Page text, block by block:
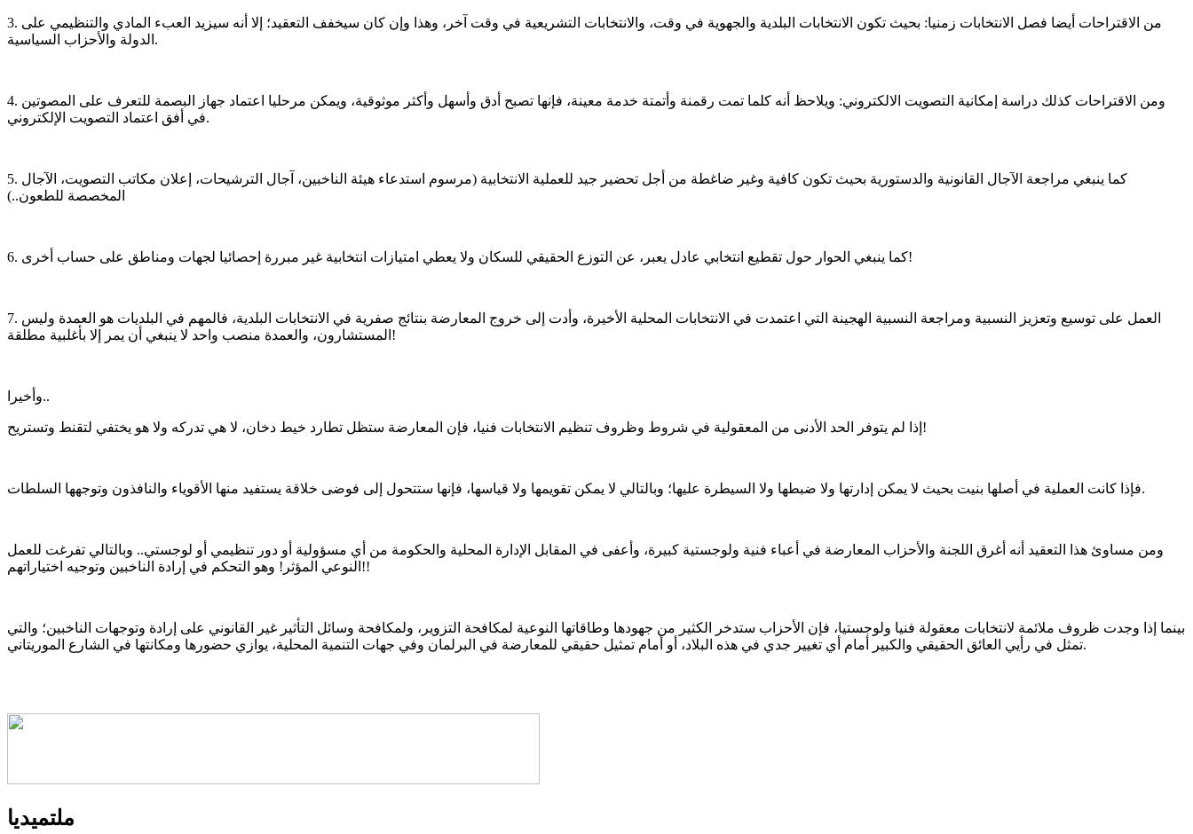
3. من الاقتراحات أيضا فصل الانتخابات زمنيا: بحيث تكون الانتخابات البلدية والجهوية في وقت، والانتخابات التشريعية في وقت آخر، وهذا وإن كان سيخفف التعقيد؛ إلا أنه سيزيد العبء المادي والتنظيمي على
الدولة والأحزاب السياسية.
4. ومن الاقتراحات كذلك دراسة إمكانية التصويت الالكتروني: ويلاحظ أنه كلما تمت رقمنة وأتمتة خدمة معينة، فإنها تصبح أدق وأسهل وأكثر موثوقية، ويمكن مرحليا اعتماد جهاز البصمة للتعرف على المصوتين
في أفق اعتماد التصويت الإلكتروني.
5. كما ينبغي مراجعة الآجال القانونية والدستورية بحيث تكون كافية وغير ضاغطة من أجل تحضير جيد للعملية الانتخابية (مرسوم استدعاء هيئة الناخبين، آجال الترشيحات، إعلان مكاتب التصويت، الآجال
المخصصة للطعون..)
6. كما ينبغي الحوار حول تقطيع انتخابي عادل يعبر، عن التوزع الحقيقي للسكان ولا يعطي امتيازات انتخابية غير مبررة إحصائيا لجهات ومناطق على حساب أخرى!
7. العمل على توسيع وتعزيز النسبية ومراجعة النسبية الهجينة التي اعتمدت في الانتخابات المحلية الأخيرة، وأدت إلى خروج المعارضة بنتائج صفرية في الانتخابات البلدية، فالمهم في البلديات هو العمدة وليس
المستشارون، والعمدة منصب واحد لا ينبغي أن يمر إلا بأغلبية مطلقة!
وأخيرا..
إذا لم يتوفر الحد الأدنى من المعقولية في شروط وظروف تنظيم الانتخابات فنيا، فإن المعارضة ستظل تطارد خيط دخان، لا هي تدركه ولا هو يختفي لتقنط وتستريح!
فإذا كانت العملية في أصلها بنيت بحيث لا يمكن إدارتها ولا ضبطها ولا السيطرة عليها؛ وبالتالي لا يمكن تقويمها ولا قياسها، فإنها ستتحول إلى فوضى خلاقة يستفيد منها الأقوياء والنافذون وتوجهها السلطات.
ومن مساوئ هذا التعقيد أنه أغرق اللجنة والأحزاب المعارضة في أعباء فنية ولوجستية كبيرة، وأعفى في المقابل الإدارة المحلية والحكومة من أي مسؤولية أو دور تنظيمي أو لوجستي.. وبالتالي تفرغت للعمل
النوعي المؤثر! وهو التحكم في إرادة الناخبين وتوجيه اختياراتهم!!
بينما إذا وجدت ظروف ملائمة لانتخابات معقولة فنيا ولوجستيا، فإن الأحزاب ستدخر الكثير من جهودها وطاقاتها النوعية لمكافحة التزوير، ولمكافحة وسائل التأثير غير القانوني على إرادة وتوجهات الناخبين؛ والتي
تمثل في رأيي العائق الحقيقي والكبير أمام أي تغيير جدي في هذه البلاد، أو أمام تمثيل حقيقي للمعارضة في البرلمان وفي جهات التنمية المحلية، يوازي حضورها ومكانتها في الشارع الموريتاني.
ملتميديا